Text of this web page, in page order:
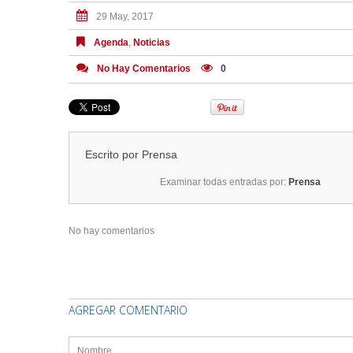
29 May, 2017
Agenda, Noticias
No Hay Comentarios 0
Escrito por Prensa
Examinar todas entradas por: Prensa
No hay comentarios
AGREGAR COMENTARIO